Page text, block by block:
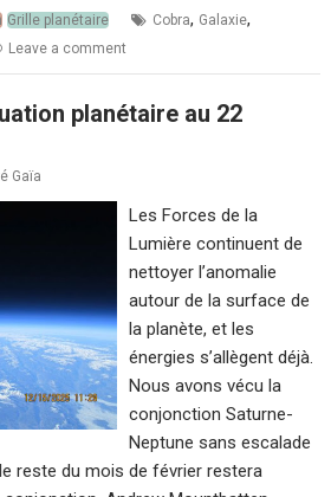
Grille planétaire Cobra, Galaxie,
Leave a comment
planétaire au 22
Gaïa
Les Forces de la
Lumière continuent de
nettoyer l’anomalie
autour de la surface de
la planète, et les
énergies s’allègent déjà.
Nous avons vécu la
conjonction Saturne-
Neptune sans escalade
reste du mois de février restera